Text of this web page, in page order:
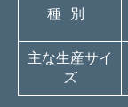
種別
主な生産サイ
ズ